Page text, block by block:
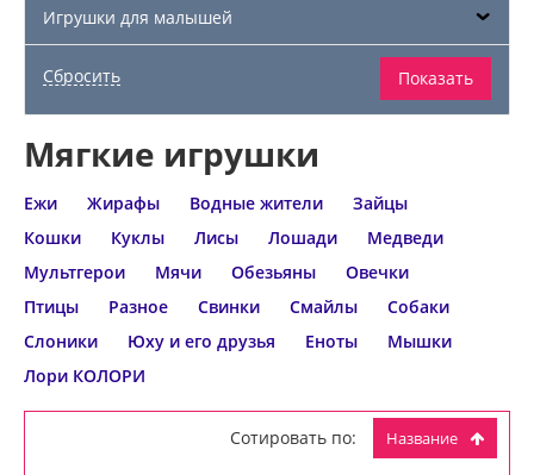
Игрушки для малышей
Мягкие игрушки
Ежи Жирафы Водные жители
Зайцы
Кошки
Куклы Лисы Лошади
Медведи
Мультгерои
Мячи Обезьяны
Овечки
Птицы
Разное Свинки Смайлы
Собаки
Слоники
Юху и его друзья Еноты
Мышки
Лори КОЛОРИ
Сотировать по: Название